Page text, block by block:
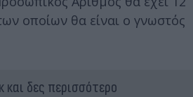
οποίων θα είναι ο γνωστός
και δες περισσότερο